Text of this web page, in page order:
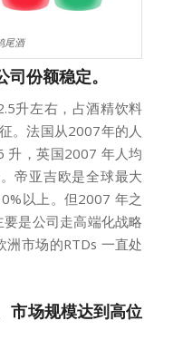
尾酒
份额稳定。
升左右，占酒精饮料
。法国从2007年的人
升，英国2007 年人均
帝亚吉欧是全球最大
以上。但2007 年之
是公司走高端化战略
市场的RTDs 一直处
市场规模达到高位